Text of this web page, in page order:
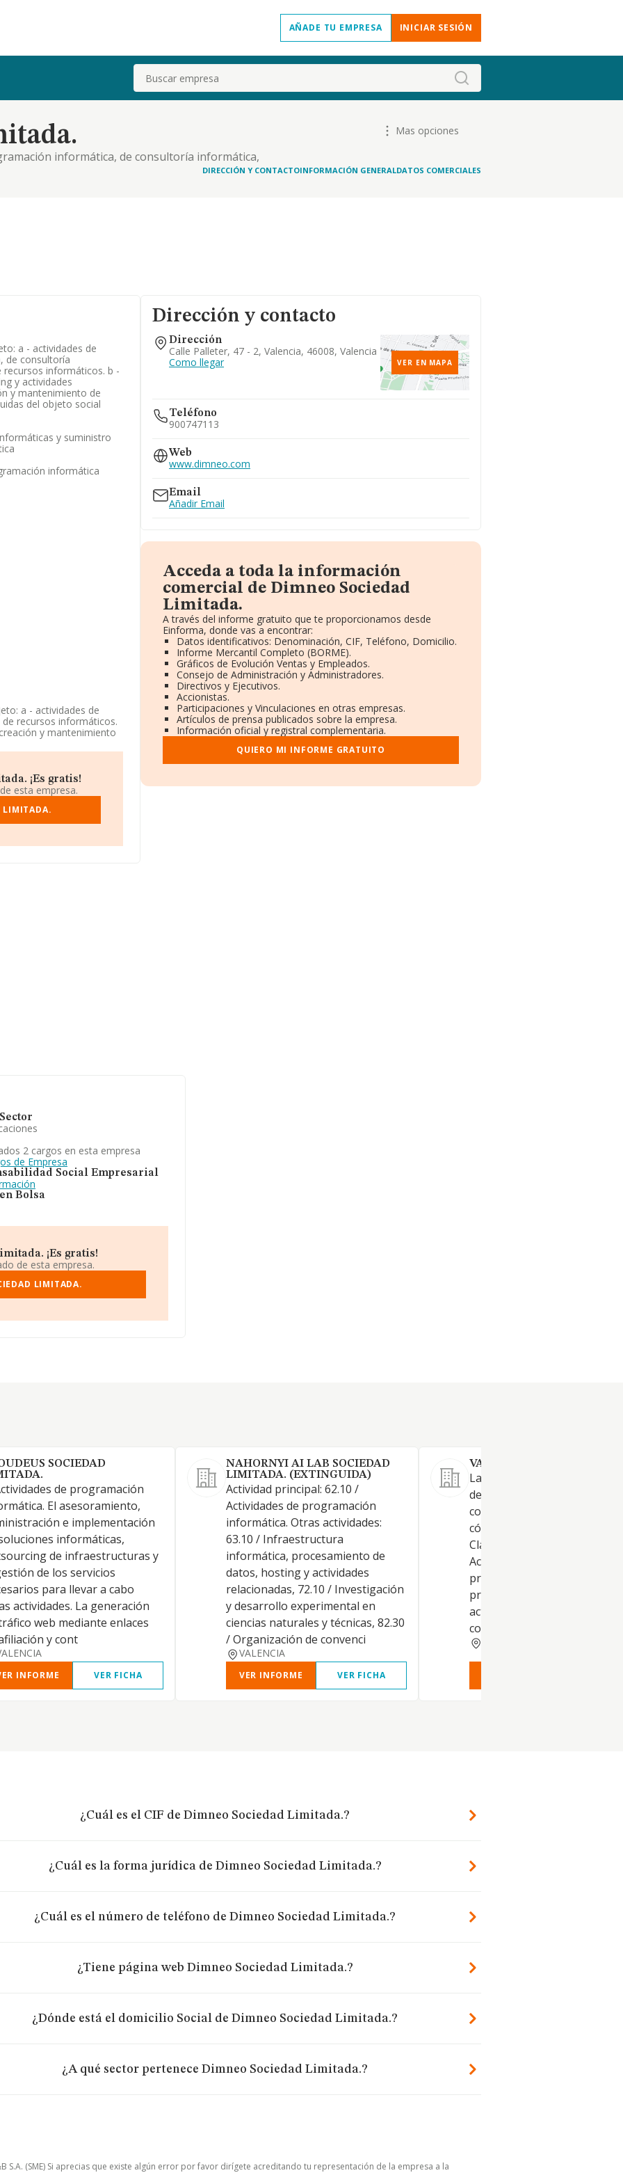
AÑADE TU EMPRESA INICIAR SESIÓN
Buscar
informática, de consultoría informática,
datos, hosting y actividades relacionadas. c - la
Mas opciones
DIRECCIÓN Y CONTACTOINFORMACIÓN GENERALDATOS COMERCIALES
a - actividades de
de consultoría
informáticos. b -
y actividades
y mantenimiento de
del objeto social
y suministro
informática
a - actividades de
recursos informáticos.
y mantenimiento
empresa es una
de importación y/o
900747113 y para
.
identificación fiscal
¡Es gratis!
esta empresa.
LIMITADA.
Dirección y contacto
Dirección
Calle Palleter, 47 - 2, Valencia, 46008, Valencia
Como llegar
VER EN MAPA
Teléfono
900747113
Web
www.dimneo.com
Email
Añadir Email
Acceda a toda la información
comercial de Dimneo Sociedad
Limitada.
A través del informe gratuito que te proporcionamos desde
Einforma, donde vas a encontrar:
Datos identificativos: Denominación, CIF, Teléfono, Domicilio.
Informe Mercantil Completo (BORME).
Gráficos de Evolución Ventas y Empleados.
Consejo de Administración y Administradores.
Directivos y Ejecutivos.
Accionistas.
Participaciones y Vinculaciones en otras empresas.
Artículos de prensa publicados sobre la empresa.
Información oficial y registral complementaria.
QUIERO MI INFORME GRATUITO
2 cargos en esta empresa
de Empresa
Social Empresarial
Bolsa
¡Es gratis!
de esta empresa.
LIMITADA.
SOCIEDAD
de programación
El asesoramiento,
e implementación
informáticas,
de infraestructuras y
de los servicios
para llevar a cabo
actividades. La generación
web mediante enlaces
y cont
INFORME VER FICHA
NAHORNYI AI LAB SOCIEDAD
LIMITADA. (EXTINGUIDA)
Actividad principal: 62.10 /
Actividades de programación
informática. Otras actividades:
63.10 / Infraestructura
informática, procesamiento de
datos, hosting y actividades
relacionadas, 72.10 / Investigación
y desarrollo experimental en
ciencias naturales y técnicas, 82.30
/ Organización de convenci
VALENCIA
VER INFORME VER FICHA
VACATIOLABS SL.
La sociedad tiene por objeto
desarrollo de las actividades
correspondientes a los
códigos y descripciones de la
Clasificación Nacional de
Actividades Económicas:
principal: 62.10 / Actividades
programación informática.
actividades: 62.20 /
consultoría
¿Cuál es el CIF de Dimneo Sociedad Limitada.?
¿Cuál es la forma jurídica de Dimneo Sociedad Limitada.?
¿Cuál es el número de teléfono de Dimneo Sociedad Limitada.?
¿Tiene página web Dimneo Sociedad Limitada.?
¿Dónde está el domicilio Social de Dimneo Sociedad Limitada.?
¿A qué sector pertenece Dimneo Sociedad Limitada.?
(SME) Si aprecias que existe algún error por favor dirígete acreditando tu representación de la empresa a la